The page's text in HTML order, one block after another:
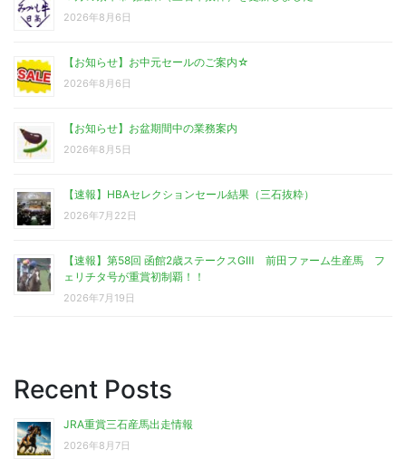
2026年8月6日
【お知らせ】お中元セールのご案内☆
2026年8月6日
【お知らせ】お盆期間中の業務案内
2026年8月5日
【速報】HBAセレクションセール結果（三石抜粋）
2026年7月22日
【速報】第58回 函館2歳ステークスGⅢ 前田ファーム生産馬 フ
ェリチタ号が重賞初制覇！！
2026年7月19日
Recent Posts
JRA重賞三石産馬出走情報
2026年8月7日